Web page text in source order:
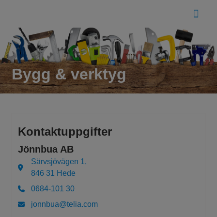
Bygg & verktyg
Kontaktuppgifter
Jönnbua AB
Särvsjövägen 1,
846 31 Hede
0684-101 30
jonnbua@telia.com